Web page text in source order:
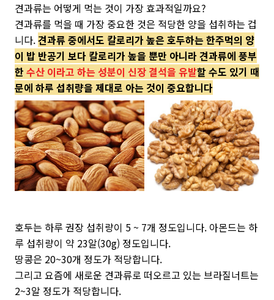
견과류는 어떻게 먹는 것이 가장 효과적일까요?
견과류를 먹을 때 가장 중요한 것은 적당한 양을 섭취하는 겁
니다.견과류 중에서도 칼로리가 높은 호두하는 한주먹의 양
이 밥 반공기 보다 칼로리가 높을 뿐만 아니라 견과류에 풍부
한 수산 이라고 하는 성분이 신장 결석을 유발할 수도 있기 때
문에 하루 섭취량을 제대로 아는 것이 중요합니다
호두는 하루 권장 섭취량이 5 ~ 7개 정도입니다. 아몬드는 하
루 섭취량이 약 23알(30g) 정도입니다.
땅콩은 20~30개 정도가 적당합니다.
그리고 요즘에 새로운 견과류로 떠오르고 있는 브라질너트는
2~3알 정도가 적당합니다.